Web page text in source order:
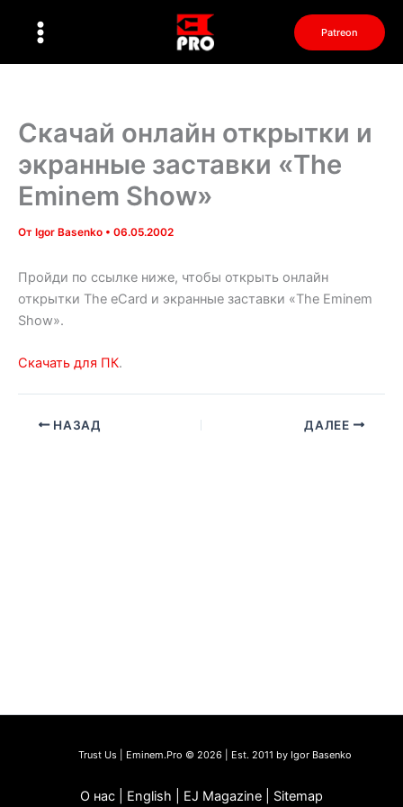
Patreon
Скачай онлайн открытки и
экранные заставки «The
Eminem Show»
От Igor Basenko • 06.05.2002
Пройди по ссылке ниже, чтобы открыть онлайн
открытки The eCard и экранные заставки «The Eminem
Show».
Скачать для ПК.
НАЗАД ДАЛЕЕ
Trust Us | Eminem.Pro © 2026 | Est. 2011 by Igor Basenko
О нас | English | EJ Magazine | Sitemap